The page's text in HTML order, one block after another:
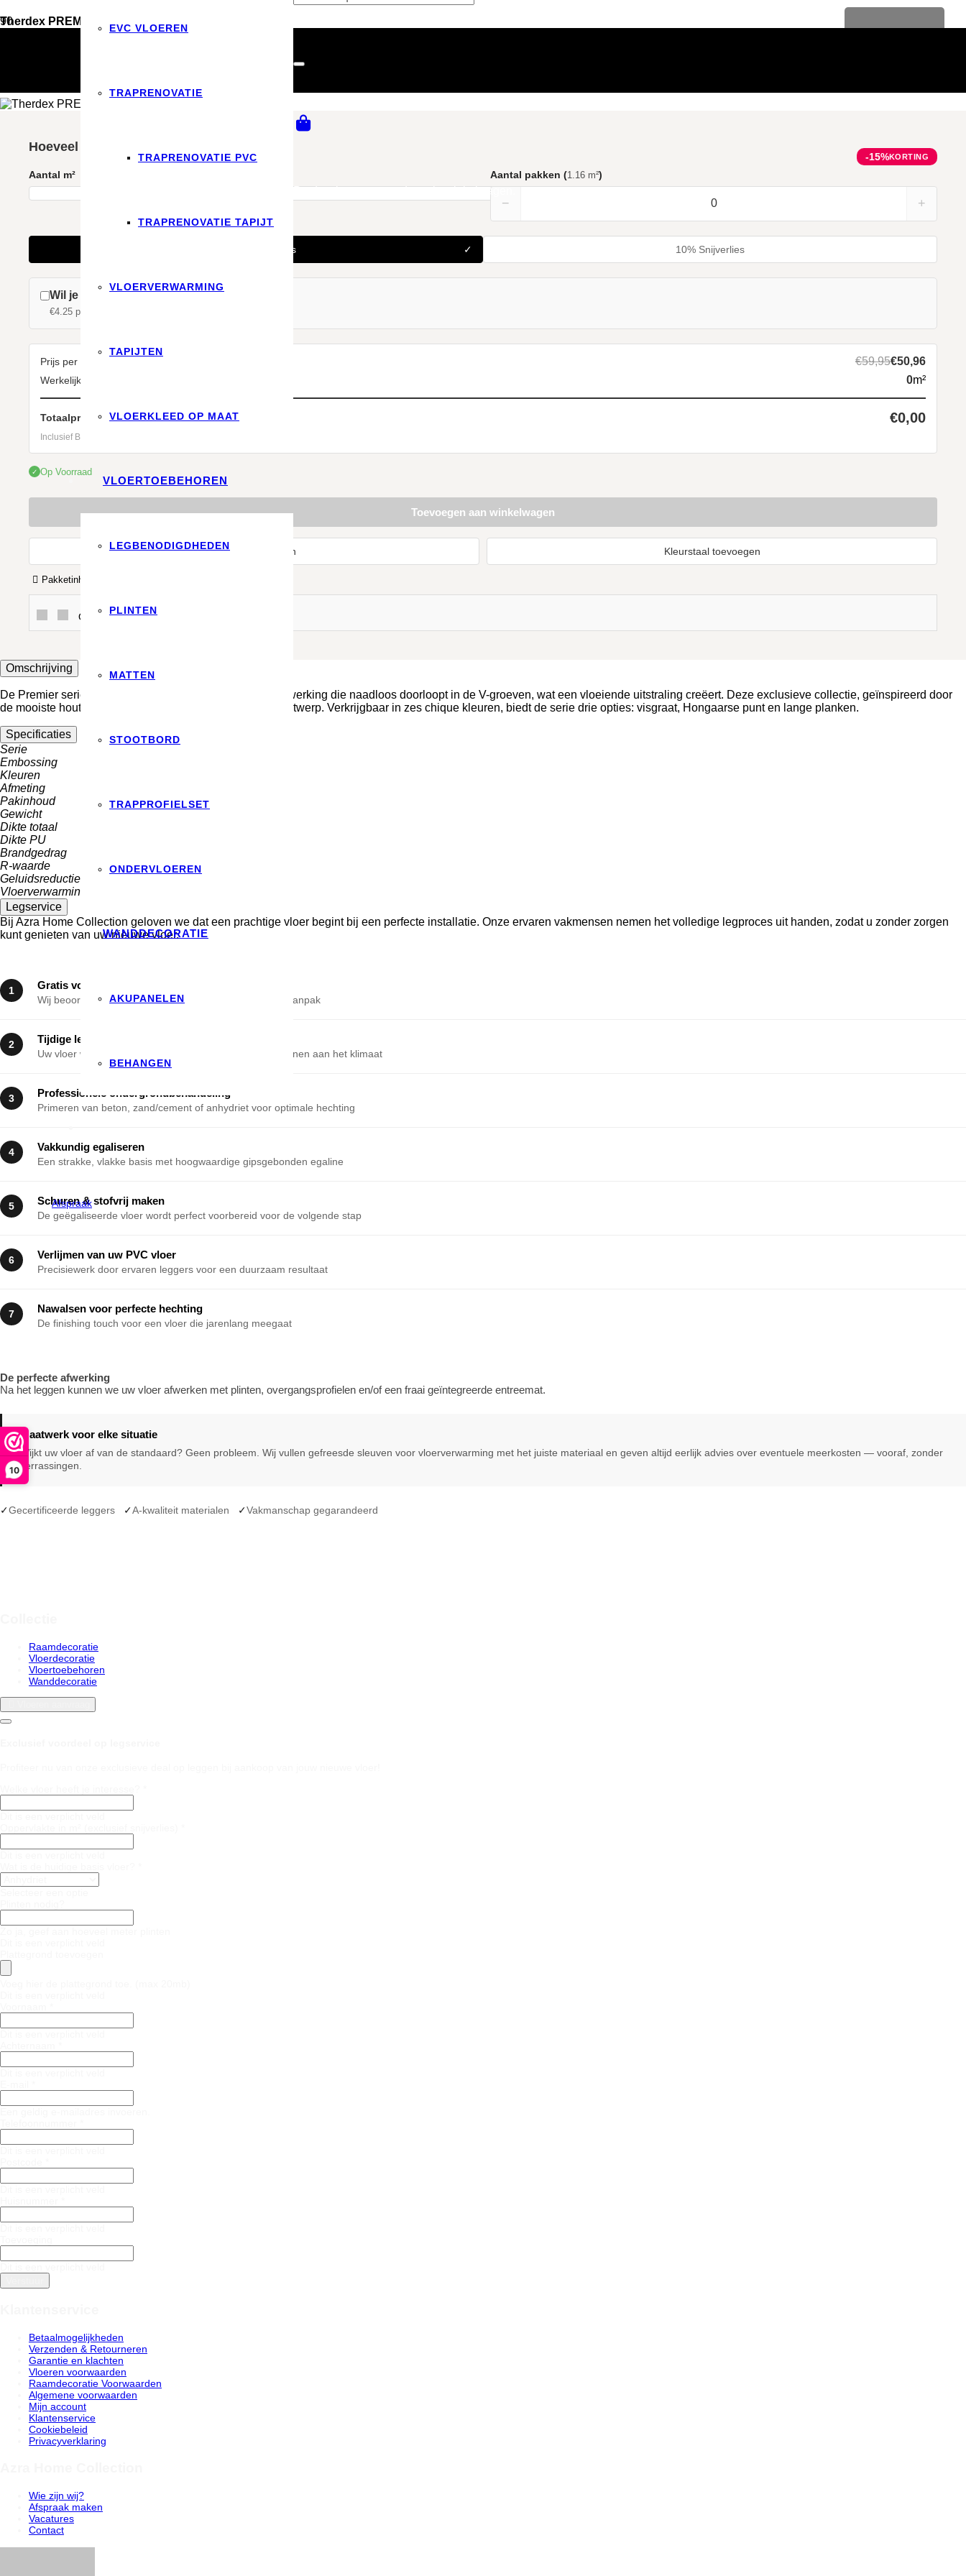
10
EVC VLOEREN
TRAPRENOVATIE
TRAPRENOVATIE PVC
TRAPRENOVATIE TAPIJT
VLOERVERWARMING
TAPIJTEN
VLOERKLEED OP MAAT
VLOERTOEBEHOREN
LEGBENODIGDHEDEN
PLINTEN
MATTEN
STOOTBORD
TRAPPROFIELSET
ONDERVLOEREN
WANDDECORATIE
AKUPANELEN
BEHANGEN
Afspraak
Productis toegevoegd aan je winkelwagen.
Therdex PREMIER C6584
-15%KORTING
Hoeveel pakken heb je nodig?
Aantal m² Aantal pakken (1.16 m²)
− +
Zonder snijverlies ✓ 10% Snijverlies
Wil je ook bijpassende plakplinten erbij?
€4.25 per stuk
Prijs per m²: €59,95€50,96
Werkelijke m²: 0m²
Totaalprijs: €0,00
Inclusief BTW.
✓ Op Voorraad
Toevoegen aan winkelwagen
Offerte aanvragen Kleurstaal toevoegen
Pakketinhoud
Of betaal in 3x met In3 of Klarna!
Omschrijving
De Premier serie staat bekend om zijn elegante, matte afwerking die naadloos doorloopt in de V-groeven, wat een vloeiende uitstraling creëert. Deze exclusieve collectie, geïnspireerd door
de mooiste houten vloeren, heeft een strak en noestvrij ontwerp. Verkrijgbaar in zes chique kleuren, biedt de serie drie opties: visgraat, Hongaarse punt en lange planken.
Specificaties
Serie
premier serie
Embossing
Kleuren
Afmeting
Pakinhoud
12 st. | 1,158 m²
Gewicht
ca. 9600 g/m²
Dikte totaal
Dikte PU
Brandgedrag
R-waarde
0,049 m² k/w
Geluidsreductie
ca. 10 dB(A)
Vloerverwarming
Legservice
Bij Azra Home Collection geloven we dat een prachtige vloer begint bij een perfecte installatie. Onze ervaren vakmensen nemen het volledige legproces uit handen, zodat u zonder zorgen
kunt genieten van uw nieuwe vloer.
1 Gratis voorinspectie aan huis
Wij beoordelen uw situatie en adviseren over de beste aanpak
2 Tijdige levering voor acclimatisatie
Uw vloer wordt ruim op tijd bezorgd zodat deze kan wennen aan het klimaat
3 Professionele ondergrondbehandeling
Primeren van beton, zand/cement of anhydriet voor optimale hechting
4 Vakkundig egaliseren
Een strakke, vlakke basis met hoogwaardige gipsgebonden egaline
5 Schuren & stofvrij maken
De geëgaliseerde vloer wordt perfect voorbereid voor de volgende stap
6 Verlijmen van uw PVC vloer
Precisiewerk door ervaren leggers voor een duurzaam resultaat
7 Nawalsen voor perfecte hechting
De finishing touch voor een vloer die jarenlang meegaat
De perfecte afwerking
Na het leggen kunnen we uw vloer afwerken met plinten, overgangsprofielen en/of een fraai geïntegreerde entreemat.
Maatwerk voor elke situatie
Wijkt uw vloer af van de standaard? Geen probleem. Wij vullen gefreesde sleuven voor vloerverwarming met het juiste materiaal en geven altijd eerlijk advies over eventuele meerkosten — vooraf, zonder
verrassingen.
✓Gecertificeerde leggers ✓A-kwaliteit materialen ✓Vakmanschap gegarandeerd
Raamdecoratie
Vloerdecoratie
Vloertoebehoren
Wanddecoratie
Betaalmogelijkheden
Verzenden & Retourneren
Garantie en klachten
Vloeren voorwaarden
Raamdecoratie Voorwaarden
Algemene voorwaarden
Mijn account
Klantenservice
Cookiebeleid
Privacyverklaring
Wie zijn wij?
Afspraak maken
Vacatures
Contact